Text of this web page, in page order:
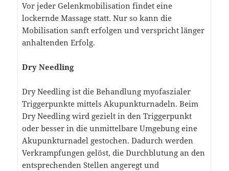
Vor jeder Gelenkmobilisation findet eine
lockernde Massage statt. Nur so kann die
Mobilisation sanft erfolgen und verspricht länger
anhaltenden Erfolg.
Dry Needling
Dry Needling ist die Behandlung myofaszialer
Triggerpunkte mittels Akupunkturnadeln. Beim
Dry Needling wird gezielt in den Triggerpunkt
oder besser in die unmittelbare Umgebung eine
Akupunkturnadel gestochen. Dadurch werden
Verkrampfungen gelöst, die Durchblutung an den
entsprechenden Stellen angeregt und